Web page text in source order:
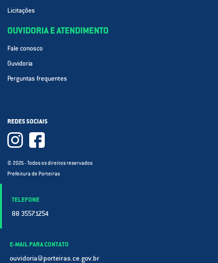
Licitações
OUVIDORIA E ATENDIMENTO
Fale conosco
Ouvidoria
Perguntas frequentes
REDES SOCIAIS
© 2025 - Todos os direitos reservados
Prefeitura de Porteiras
TELEFONE
88 3557.1254
E-MAIL PARA CONTATO
ouvidoria@porteiras.ce.gov.br